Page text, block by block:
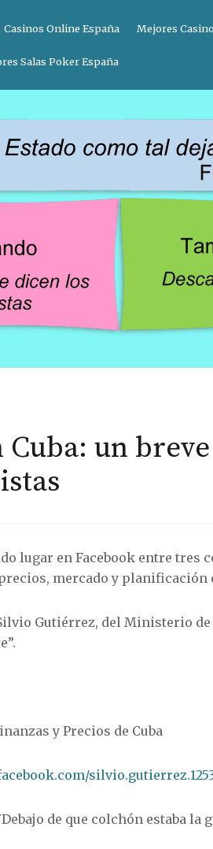
Casinos Online España Mejores
Salas Poker España
un breve
lugar en Facebook entre tres
mercado y planificación
Gutiérrez, del Ministerio
y Precios de Cuba
de que colchón estaba la